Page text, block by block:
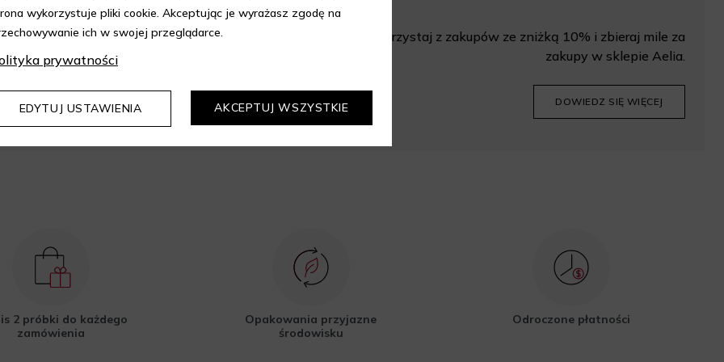
Aelia i korzystaj z
z 10% rabatem.
DOWIEDZ SIĘ WIĘCEJ
Korzystaj z zakupów ze zniżką 10% i zbieraj mile za
zakupy w sklepie Aelia.
DOWIEDZ SIĘ WIĘCEJ
2 próbki do każdego
zamówienia
Opakowania przyjazne
środowisku
Odroczone płatności
wykorzystuje pliki cookie. Akceptując je wyrażasz zgodę na
ich w swojej przeglądarce.
prywatności
EDYTUJ USTAWIENIA AKCEPTUJ WSZYSTKIE